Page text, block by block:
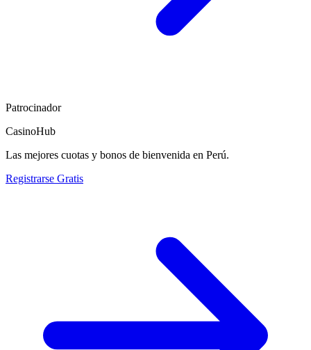
Patrocinador
CasinoHub
Las mejores cuotas y bonos de bienvenida en Perú.
Registrarse Gratis